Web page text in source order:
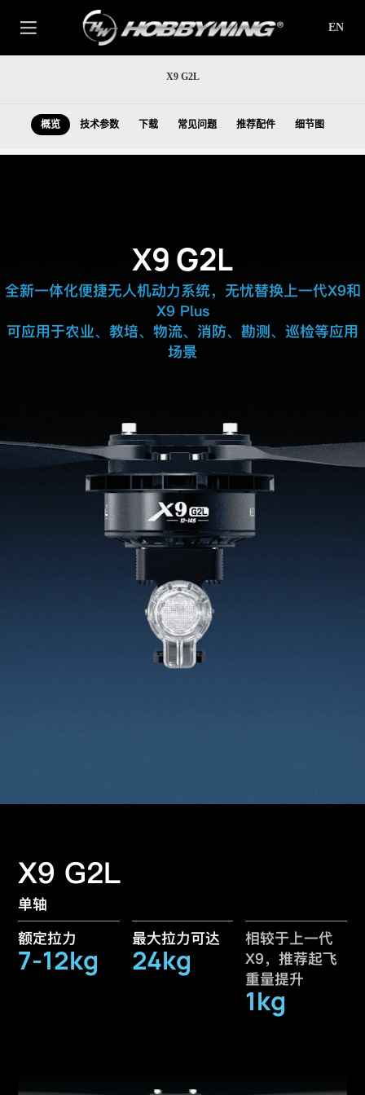
EN
X9 G2L
概览 技术参数 下载 常见问题 推荐配件 细节图
X9 G2L
全新一体化便捷无人机动力系统，无忧替换上一代X9和
X9 Plus
可应用于农业、教培、物流、消防、勘测、巡检等应用
场景
X9 G2L
单轴
额定拉力
7-12kg
最大拉力可达
24kg
相较于上一代
X9，推荐起飞
重量提升
1kg